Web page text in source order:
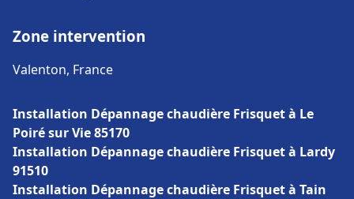
Zone intervention
Valenton, France
Installation Dépannage chaudière Frisquet à Le
Poiré sur Vie 85170
Installation Dépannage chaudière Frisquet à Lardy
91510
Installation Dépannage chaudière Frisquet à Tain